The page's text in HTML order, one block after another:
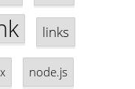
links
node.js